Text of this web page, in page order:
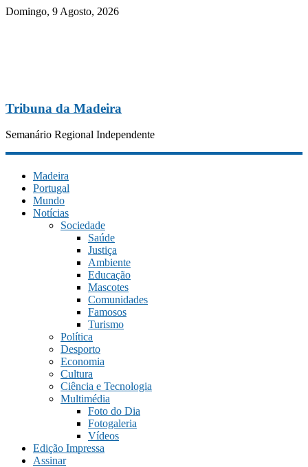
Domingo, 9 Agosto, 2026
Tribuna da Madeira
Semanário Regional Independente
Madeira
Portugal
Mundo
Notícias
Sociedade
Saúde
Justiça
Ambiente
Educação
Mascotes
Comunidades
Famosos
Turismo
Política
Desporto
Economia
Cultura
Ciência e Tecnologia
Multimédia
Foto do Dia
Fotogaleria
Vídeos
Edição Impressa
Assinar